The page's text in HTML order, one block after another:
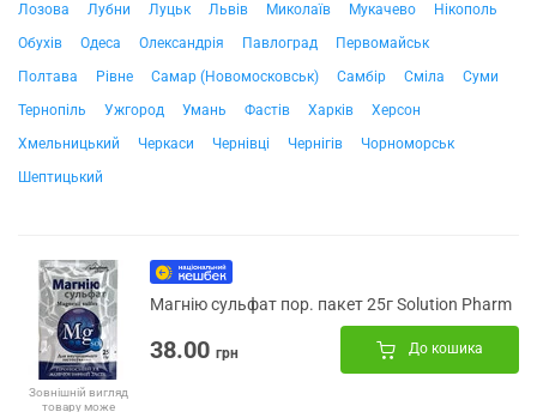
Лозова
Лубни Луцьк Львів Миколаїв Мукачево
Нікополь
Обухів
Одеса Олександрія Павлоград
Первомайськ
Полтава
Рівне Самар (Новомосковськ) Самбір Сміла
Суми
Тернопіль
Ужгород Умань Фастів Харків
Херсон
Хмельницький
Черкаси Чернівці Чернігів
Чорноморськ
Шептицький
Зовнішній вигляд
товару може
Магнію сульфат пор. пакет 25г Solution Pharm
38.00 грн До кошика